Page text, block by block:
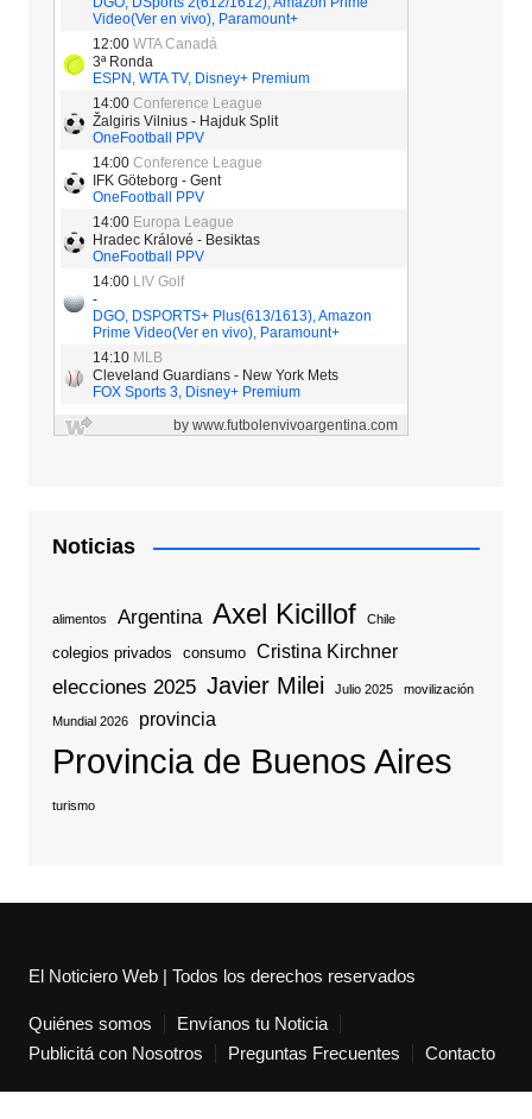
Noticias
alimentos Argentina Axel Kicillof Chile
colegios privados consumo Cristina Kirchner
elecciones 2025 Javier Milei Julio 2025 movilización
Mundial 2026 provincia
Provincia de Buenos Aires
turismo
El Noticiero Web | Todos los derechos reservados
Quiénes somos
Envíanos tu Noticia
Publicitá con Nosotros
Preguntas Frecuentes Contacto